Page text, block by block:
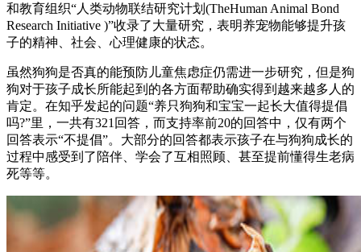
和教育组织“人类动物联结研究计划(TheHuman Animal Bond
Research Initiative )”收录了大量研究，表明养宠物能够提升孩
子的精神、社会、心理健康的状态。
虽然狗狗是否真的能预防儿童焦虑症仍需进一步研究，但是狗
狗对于孩子成长所能起到的各方面帮助确实得到越来越多人的
肯定。在知乎发起的问题“养只狗狗和宝宝一起长大值得提倡
吗?”里，一共有321回答，而支持率前20的回答中，仅有两个
回答表示“不提倡”。大部分的回答都表示孩子在与狗狗成长的
过程中感受到了陪伴、学会了互相照顾、甚至提前懂得生老病
死等等。